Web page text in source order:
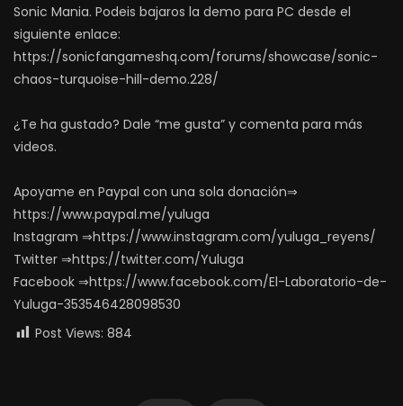
Sonic Mania. Podeis bajaros la demo para PC desde el
siguiente enlace:
https://sonicfangameshq.com/forums/showcase/sonic-
chaos-turquoise-hill-demo.228/
¿Te ha gustado? Dale “me gusta” y comenta para más
videos.
Apoyame en Paypal con una sola donación⇒
https://www.paypal.me/yuluga
Instagram ⇒https://www.instagram.com/yuluga_reyens/
Twitter ⇒https://twitter.com/Yuluga
Facebook ⇒https://www.facebook.com/El-Laboratorio-de-
Yuluga-353546428098530
Post Views: 884